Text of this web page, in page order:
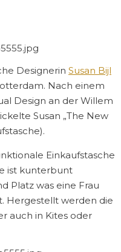
Designerin Susan Bijl
Nach einem
Design an der Willem
Susan „The New
Einkaufstasche
ist kunterbunt
Platz was eine Frau
Hergestellt werden die
auch in Kites oder